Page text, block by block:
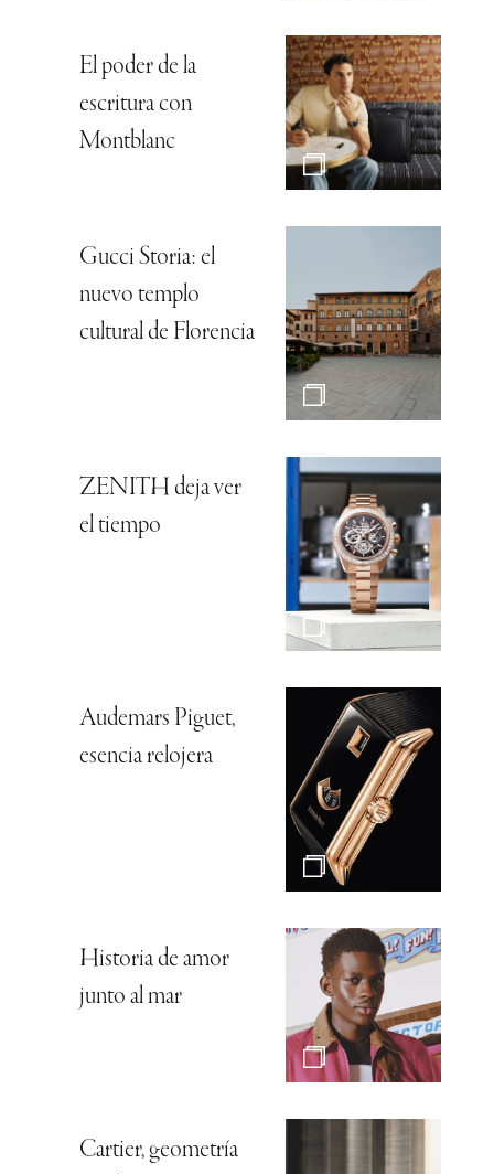
El poder de la
escritura con
Montblanc
Gucci Storia: el
nuevo templo
cultural de Florencia
ZENITH deja ver
el tiempo
Audemars Piguet,
esencia relojera
Historia de amor
junto al mar
Cartier, geometría